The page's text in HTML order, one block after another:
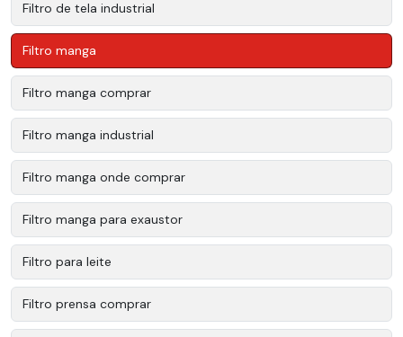
Filtro de tela industrial
Filtro manga
Filtro manga comprar
Filtro manga industrial
Filtro manga onde comprar
Filtro manga para exaustor
Filtro para leite
Filtro prensa comprar